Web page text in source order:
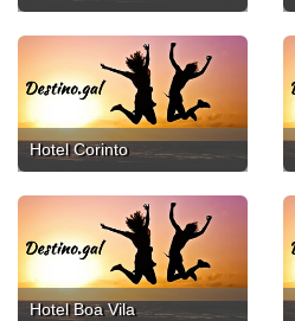
Hotel Corinto
Hotel Boa Vila